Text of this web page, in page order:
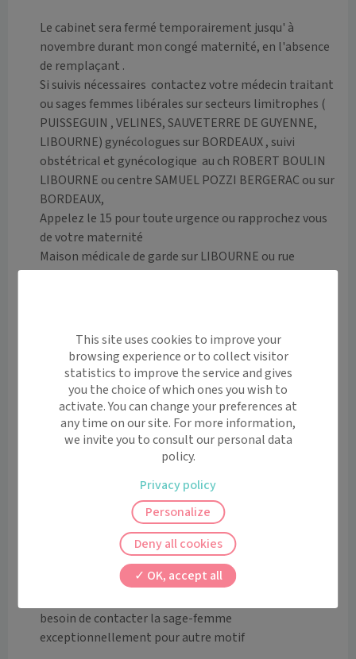
Le cabinet sera fermé temporairement jusqu' à
novembre durant mon congé maternité, en l'absence
de remplaçant .
Si suivis nécessaires  contactez votre médecin traitant
ou sages femmes libérales sur secteurs limitrophes (
PUISSEGUIN , VELINES, SAUVETERRE DE GUYENNE,
LIBOURNE) gynécologues sur BORDEAUX , suivi
obstétrical et gynécologique  au ch ROBERT BOULIN
LIBOURNE ou centre SAMUEL POZZI BERGERAC ou sur
BORDEAUX,
Appelez le 15 pour toute urgence ou rapprochez vous
de votre maternité
Maison médicale de garde sur LIBOURNE ou rue
Montesquieu permanences sans rdv
maiia quelques semaines avant ma reprise en
novembre
Mme Teyssou vous reçoit du lundi au vendredi aux
créneaux indiqués.
Prise de rdv en ligne sur maiia.com en priorité ou  par
téléphone au 05 57 69 04 09, si difficultés en ligne et
laisser message vocal .
les créneaux sont ouverts quelques mois avant et au
fur et à mesure de mon activité la semaine certains
créneaux de dernières minutes peuvent être ouverts
besoin de contacter la sage-femme
exceptionnellement pour autre motif
This site uses cookies to improve your
browsing experience or to collect visitor
statistics to improve the service and gives
you the choice of which ones you wish to
activate. You can change your preferences at
any time on our site. For more information,
we invite you to consult our personal data
policy.
OK, accept all
Deny all cookies
Personalize
Privacy policy